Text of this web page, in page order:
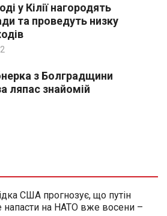
у Кілії нагородять
та проведуть низку
2
ляпас знайомій
США прогнозує, що путін
на НАТО вже восени –